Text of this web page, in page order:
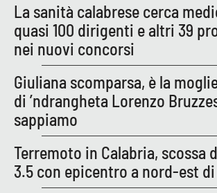
LA
CALABRIAVISIONE
Destinazioni
Eventi
Food
Storie
La sanità calabrese cerca
quasi 100 dirigenti e altri 39
nei nuovi concorsi
Giuliana scomparsa, è la
di ’ndrangheta Lorenzo
sappiamo
Terremoto in Calabria, scossa
3.5 con epicentro a nord-est